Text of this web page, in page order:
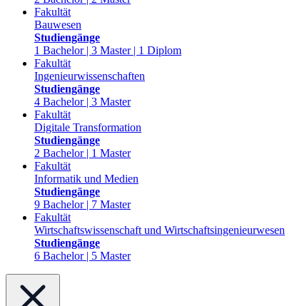
Fakultät
Bauwesen
Studiengänge
1 Bachelor | 3 Master | 1 Diplom
Fakultät
Ingenieurwissenschaften
Studiengänge
4 Bachelor | 3 Master
Fakultät
Digitale Transformation
Studiengänge
2 Bachelor | 1 Master
Fakultät
Informatik und Medien
Studiengänge
9 Bachelor | 7 Master
Fakultät
Wirtschaftswissenschaft und Wirtschaftsingenieurwesen
Studiengänge
6 Bachelor | 5 Master